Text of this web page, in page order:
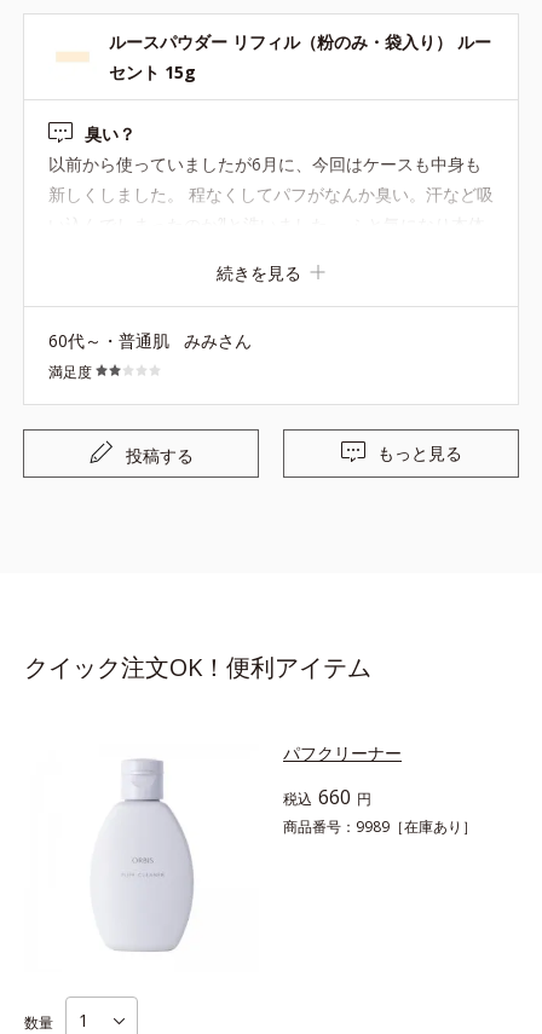
ルースパウダー リフィル（粉のみ・袋入り） ルー
セント 15g
臭い？
以前から使っていましたが6月に、今回はケースも中身も
新しくしました。 程なくしてパフがなんか臭い。汗など吸
い込んでしまったのか⁈と洗いました。 ふと気になり本体
す。 これを顔に乗せるのはさすがにその気になれず、使用
をやめました。 他の方からこのような口コミは無かったの
で、私の使い方が悪いのかな〜と思いつつ、買ったばかり
なので残念です…
続きを見る
60代～・普通肌 みみさん
満足度
投稿する もっと見る
クイック注文OK！便利アイテム
パフクリーナー
税込 660 円
商品番号：9989 ［在庫あり］
数量